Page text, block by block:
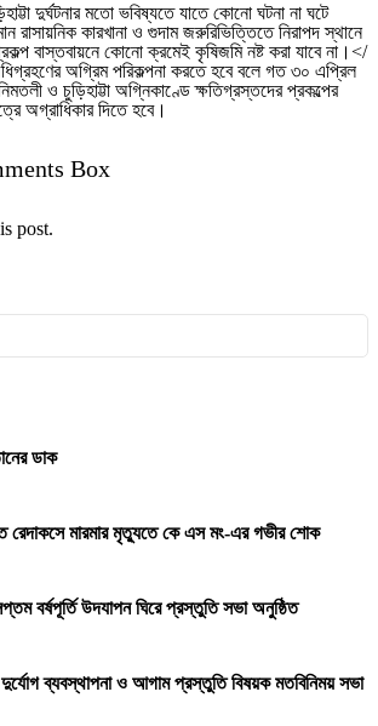
দুর্ঘটনার মতো ভবিষ্যতে যাতে কোনো ঘটনা না ঘটে
রাসায়নিক কারখানা ও গুদাম জরুরিভিত্তিতে নিরাপদ স্থানে
বাস্তবায়নে কোনো ক্রমেই কৃষিজমি নষ্ট করা যাবে না।</
অগ্রিম পরিকল্পনা করতে হবে বলে গত ৩০ এপ্রিল
ও চুড়িহাট্টা অগ্নিকাণ্ডে ক্ষতিগ্রস্তদের প্রকল্পের
অগ্রাধিকার দিতে হবে।
Box
post.
ডাক
রেদাকসে মারমার মৃত্যুতে কে এস মং-এর গভীর শোক
সপ্তম বর্ষপূর্তি উদযাপন ঘিরে প্রস্তুতি সভা অনুষ্ঠিত
দুর্যোগ ব্যবস্থাপনা ও আগাম প্রস্তুতি বিষয়ক মতবিনিময় সভা